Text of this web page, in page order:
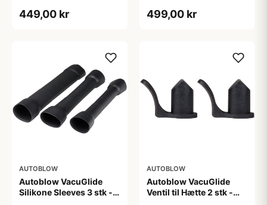
449,00 kr 499,00 kr
AUTOBLOW
Autoblow VacuGlide
Silikone Sleeves 3 stk -
AUTOBLOW
Autoblow VacuGlide
Ventil til Hætte 2 stk -